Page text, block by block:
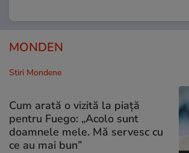
MONDEN
Stiri Mondene
Cum arată o vizită la piață
pentru Fuego: „Acolo sunt
doamnele mele. Mă servesc cu
ce au mai bun”